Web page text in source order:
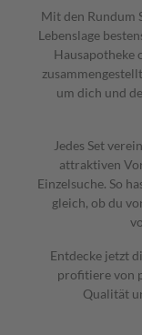
Mit den Rundum
Lebenslage
Hausapotheke
um dich und
Jedes Set
attraktiven
Einzelsuche. So
gleich, ob du
Entdecke jetzt
profitiere von
Qualität